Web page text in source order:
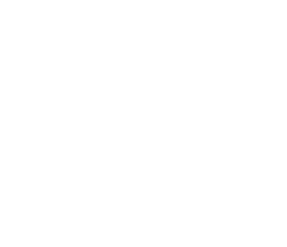
consentimiento no es necesario
saber para la consulta que nos quieras
nos escribes un mail o te pones en
previo, les daremos tu dirección de mail
nunca, y esperamos que al seguir
lo que nos pidas al respecto ¿De dónde